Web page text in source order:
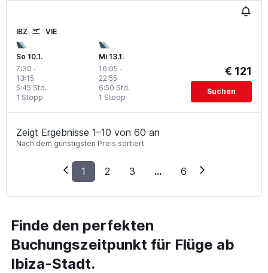
IBZ VIE
So 10.1.
7:30 -
13:15
1 Stopp
5:45 Std.
Mi 13.1.
16:05 -
22:55
1 Stopp
6:50 Std.
€ 121
Suchen
Zeigt Ergebnisse 1–10 von 60 an
Nach dem günstigsten Preis sortiert
1 2 3 ... 6
Finde den perfekten
Buchungszeitpunkt für Flüge ab
Ibiza-Stadt.